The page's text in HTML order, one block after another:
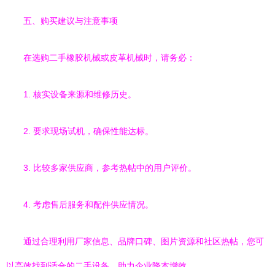
五、购买建议与注意事项
在选购二手橡胶机械或皮革机械时，请务必：
1. 核实设备来源和维修历史。
2. 要求现场试机，确保性能达标。
3. 比较多家供应商，参考热帖中的用户评价。
4. 考虑售后服务和配件供应情况。
通过合理利用厂家信息、品牌口碑、图片资源和社区热帖，您可